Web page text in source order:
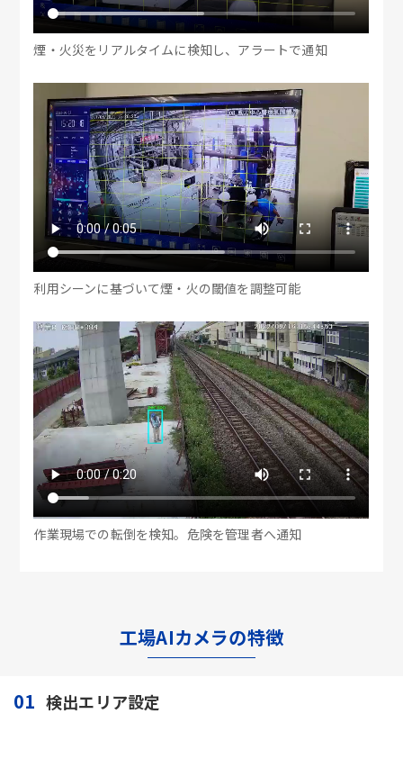
煙・火災をリアルタイムに検知し、アラートで通知
利用シーンに基づいて煙・火の閾値を調整可能
作業現場での転倒を検知。危険を管理者へ通知
工場AIカメラの特徴
01 検出エリア設定